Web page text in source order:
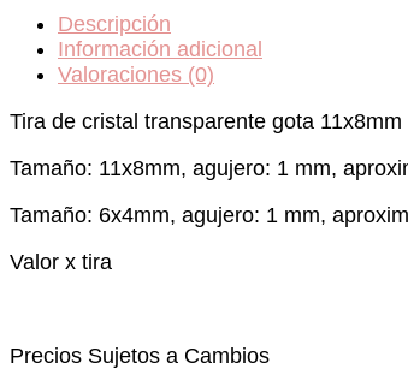
cantidadDescripción
Información adicional
Valoraciones (0)
Tira de cristal transparente gota 11x8mm
Tamaño: 11x8mm, agujero: 1 mm,
Tamaño: 6x4mm, agujero: 1 mm,
Valor x tira
Precios Sujetos a Cambios